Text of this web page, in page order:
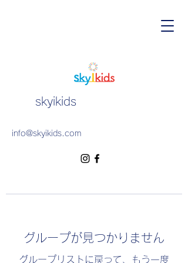
skyikids
info@skyikids.com
グループが見つかりません
グループリストに戻って、もう一度